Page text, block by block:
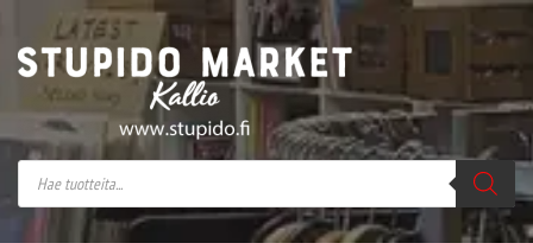
Stupido Market – verkossa ja kivijalassa
Stupido Market on vaihtoehtomusaan
erikoistunut verkko- sekä
kivijalkakauppa Helsingissä Kallion